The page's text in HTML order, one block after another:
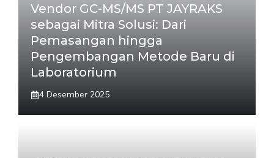
Vendor GC-MS/MS PT JAYRAKS
sebagai Mitra Solusi: Dari
Pemasangan hingga
Pengembangan Metode Baru di
Laboratorium
4 Desember 2025